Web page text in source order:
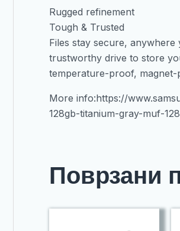
Rugged refinement
Tough & Trusted
Files stay secure, anywhere
trustworthy drive to store
temperature-proof,
More info:https://
128gb-titanium-gray-muf-
Поврзани